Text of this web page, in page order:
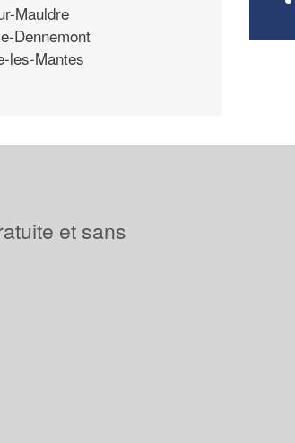
Mauldre
Dennemont
les-Mantes
et sans